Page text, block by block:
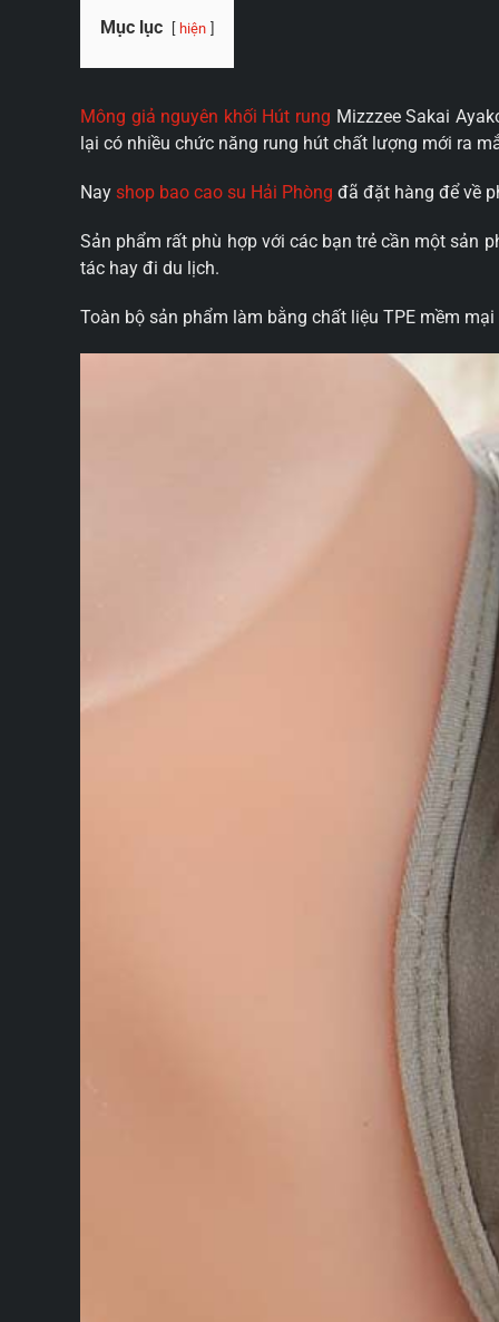
Mục lục hiện
Mông giả nguyên khối Hút rung Mizzzee Sakai
lại có nhiều chức năng rung hút chất lượng mới ra
Nay shop bao cao su Hải Phòng đã đặt hàng để về
Sản phẩm rất phù hợp với các bạn trẻ cần một sản
tác hay đi du lịch.
Toàn bộ sản phẩm làm bằng chất liệu TPE mềm